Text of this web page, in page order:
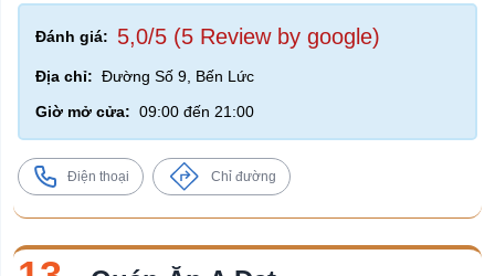
Đánh giá: 5,0/5 (5 Review by google)
Địa chỉ: Đường Số 9, Bến Lức
Giờ mở cửa: 09:00 đến 21:00
Điện thoại Chỉ đường